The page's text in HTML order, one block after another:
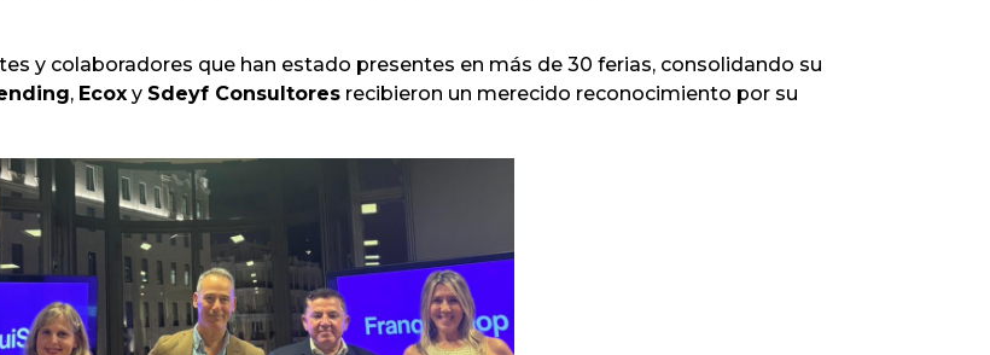
y colaboradores que han estado presentes en más de 30 ferias, consolidando su
, Ecox y Sdeyf Consultores recibieron un merecido reconocimiento por su